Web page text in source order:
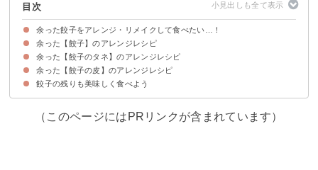
目次
余った餃子をアレンジ・リメイクして食べたい…！
余った【餃子】のアレンジレシピ
①餃子のソースマヨ丼
②餃子のお好み焼き
③餃子の麻婆豆腐
④あんかけ餃子
余った【餃子のタネ】のアレンジレシピ
①チャーハン
②肉団子と卵のスープ
③コロッケ
④餃子のタネのつくね
⑤餃子のタネのチヂミ
余った【餃子の皮】のアレンジレシピ
①餃子の皮のグラタンパイ
②餃子の皮のラザニア
③ツナとじゃがいものチーズ焼き
④餃子の皮のピザ
餃子の残りも美味しく食べよう
（このページにはPRリンクが含まれています）